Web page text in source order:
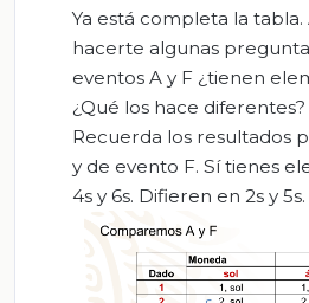
Ya está completa la
hacerte algunas
eventos A y F ¿tienen
¿Qué los hace diferentes?
Recuerda los resultados
y de evento F. Sí tienes
4s y 6s. Difieren en 2s y 5s.